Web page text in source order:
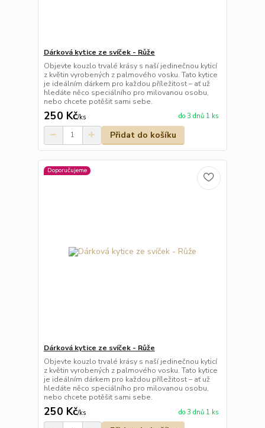
Dárková kytice ze svíček - Růže
Objevte kouzlo trvalé krásy s naší jedinečnou kyticí
z květin vyrobených z palmového vosku. Tato kytice
je ideálním dárkem pro každou příležitost – ať už
hledáte něco speciálního pro milovanou osobu,
nebo chcete potěšit sami sebe.
250 Kč/ks do 3 dnů 1 ks
Přidat do košíku
Doporučujeme
Dárková kytice ze svíček - Růže
Objevte kouzlo trvalé krásy s naší jedinečnou kyticí
z květin vyrobených z palmového vosku. Tato kytice
je ideálním dárkem pro každou příležitost – ať už
hledáte něco speciálního pro milovanou osobu,
nebo chcete potěšit sami sebe.
250 Kč/ks do 3 dnů 1 ks